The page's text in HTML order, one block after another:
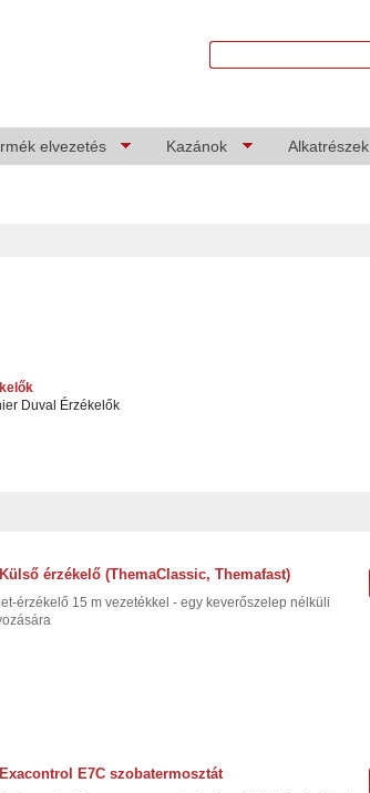
elvezetés Kazánok Alkatrészek
Duval Érzékelők
érzékelő (ThemaClassic, Themafast)
érzékelő 15 m vezetékkel - egy keverőszelep nélküli
E7C szobatermosztát